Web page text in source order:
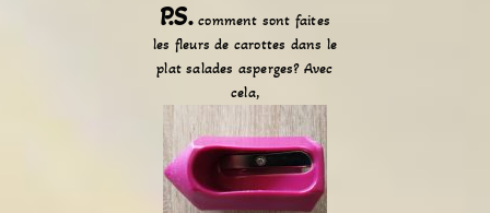
P.S.comment sont faites
les fleurs de carottes dans le
plat salades asperges? Avec
cela,